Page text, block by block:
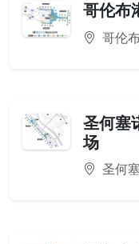
哥伦布
哥伦
圣何塞
场
圣何塞